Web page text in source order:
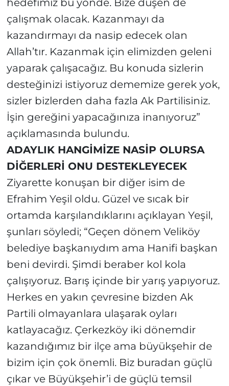
hedefimiz bu yönde. Bize düşen de
çalışmak olacak. Kazanmayı da
kazandırmayı da nasip edecek olan
Allah’tır. Kazanmak için elimizden geleni
yaparak çalışacağız. Bu konuda sizlerin
desteğinizi istiyoruz dememize gerek yok,
sizler bizlerden daha fazla Ak Partilisiniz.
İşin gereğini yapacağınıza inanıyoruz”
açıklamasında bulundu.
ADAYLIK HANGİMİZE NASİP OLURSA
DİĞERLERİ ONU DESTEKLEYECEK
Ziyarette konuşan bir diğer isim de
Efrahim Yeşil oldu. Güzel ve sıcak bir
ortamda karşılandıklarını açıklayan Yeşil,
şunları söyledi; “Geçen dönem Veliköy
belediye başkanıydım ama Hanifi başkan
beni devirdi. Şimdi beraber kol kola
çalışıyoruz. Barış içinde bir yarış yapıyoruz.
Herkes en yakın çevresine bizden Ak
Partili olmayanlara ulaşarak oyları
katlayacağız. Çerkezköy iki dönemdir
kazandığımız bir ilçe ama büyükşehir de
bizim için çok önemli. Biz buradan güçlü
çıkar ve Büyükşehir’i de güçlü temsil